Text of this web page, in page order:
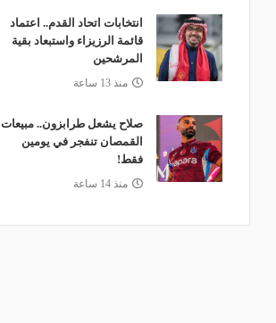
انتخابات اتحاد القدم.. اعتماد
قائمة الرزيزاء واستبعاد بقية
المرشحين
منذ 13 ساعة
صلاح يشعل طرابزون.. مبيعات
القمصان تنفجر في يومين
فقط!
منذ 14 ساعة